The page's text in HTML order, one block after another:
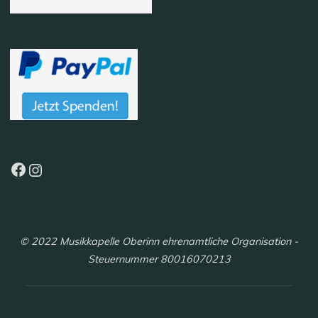
Facebook
Instagram
© 2022 Musikkapelle Oberinn ehrenamtliche Organisation -
Steuernummer 80016070213